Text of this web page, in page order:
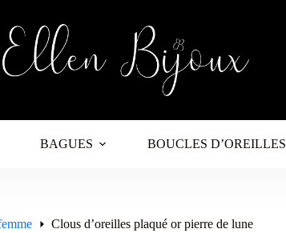
BAGUES BOUCLES D’OREILLES
Clous d’oreilles plaqué or pierre de lune